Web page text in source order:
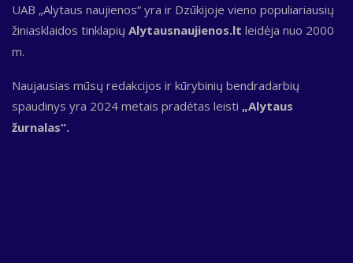
UAB „Alytaus naujienos“ yra ir Dzūkijoje vieno populiariausių
žiniasklaidos tinklapių Alytausnaujienos.lt leidėja nuo 2000
m.
Naujausias mūsų redakcijos ir kūrybinių bendradarbių
spaudinys yra 2024 metais pradėtas leisti „Alytaus
žurnalas“.